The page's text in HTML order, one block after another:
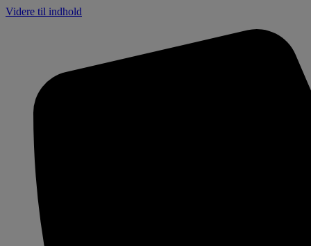
Videre til indhold